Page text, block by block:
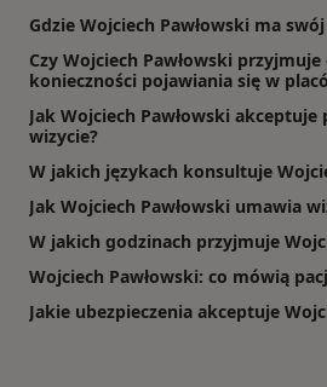
Gdzie Wojciech Pawłowski ma
Czy Wojciech Pawłowski
konieczności pojawiania się w
Jak Wojciech Pawłowski akceptuje
wizycie?
W jakich językach konsultuje
Jak Wojciech Pawłowski umawia
W jakich godzinach przyjmuje
Wojciech Pawłowski: co mówią
Jakie ubezpieczenia akceptuje